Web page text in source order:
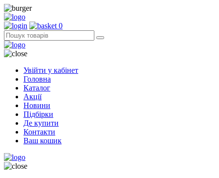
0
Увійти у кабінет
Головна
Каталог
Акції
Новини
Підбірки
Де купити
Контакти
Ваш кошик